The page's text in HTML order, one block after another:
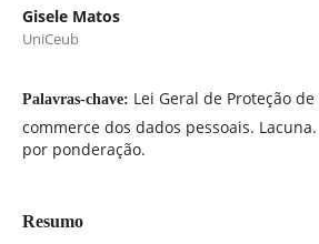
Gisele Matos
UniCeub
Palavras-chave: Lei Geral de Proteção de
commerce dos dados pessoais.
por ponderação.
Resumo